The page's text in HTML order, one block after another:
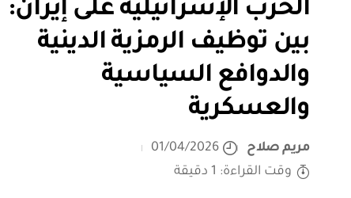
الحرب الإسرائيلية على إيران:
بين توظيف الرمزية الدينية
والدوافع السياسية
والعسكرية
مريم صلاح
01/04/2026
وقت القراءة: 1 دقيقة